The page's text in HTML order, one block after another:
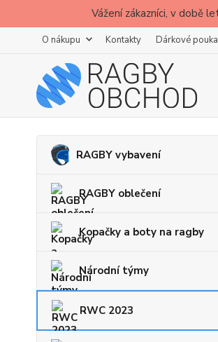
Vážení zákazníci, v době
O nákupu Kontakty Dárkové
RAGBY vybavení
RAGBY oblečení
Kopačky a boty na ragby
Národní týmy
RWC 2023